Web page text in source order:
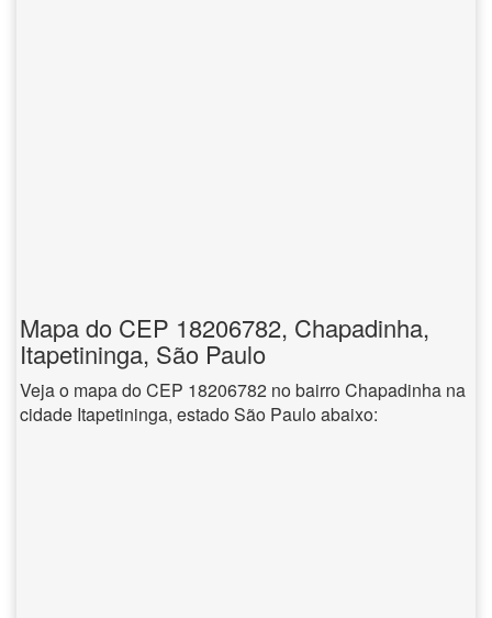
Mapa do CEP 18206782, Chapadinha,
Itapetininga, São Paulo
Veja o mapa do CEP 18206782 no bairro Chapadinha na
cidade Itapetininga, estado São Paulo abaixo: